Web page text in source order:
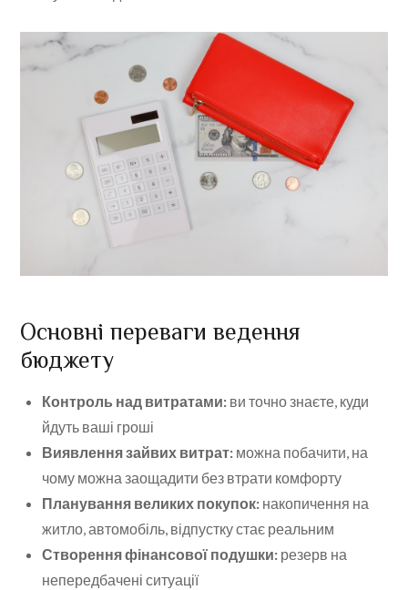
Основні переваги ведення
бюджету
Контроль над витратами: ви точно знаєте, куди
йдуть ваші гроші
Виявлення зайвих витрат: можна побачити, на
чому можна заощадити без втрати комфорту
Планування великих покупок: накопичення на
житло, автомобіль, відпустку стає реальним
Створення фінансової подушки: резерв на
непередбачені ситуації